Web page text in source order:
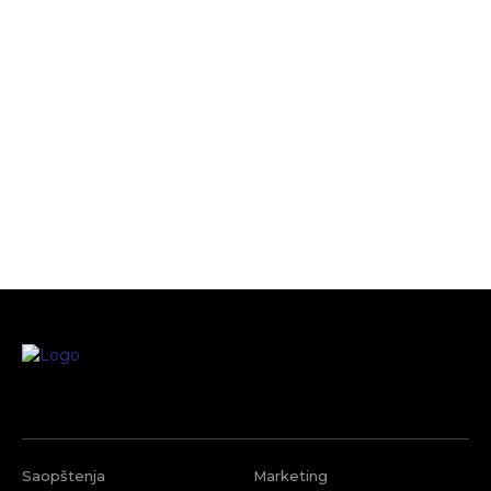
Saopštenja Marketing